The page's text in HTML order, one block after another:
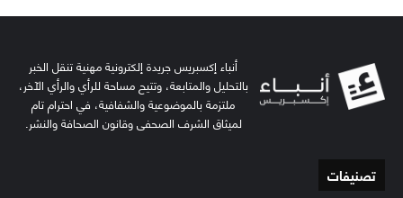
أنباء إكسبريس جريدة إلكترونية مهنية تنقل الخبر
بالتحليل والمتابعة، وتتيح مساحة للرأي والرأي الآخر،
ملتزمة بالموضوعية والشفافية، في احترام تام
لميثاق الشرف الصحفي وقانون الصحافة والنشر.
تصنيفات